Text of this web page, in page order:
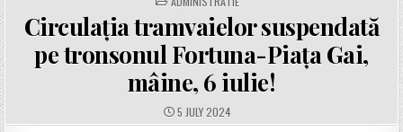
IN
Circulația tramvaielor suspendată
pe tronsonul Fortuna-Piața Gai,
mâine, 6 iulie!
PUBLISHED
DATE:
5 JULY 2024